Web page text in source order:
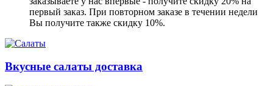
первый заказ. При повторном заказе в течении недели
Вы получите также скидку 10%.
Вкусные салаты доставка